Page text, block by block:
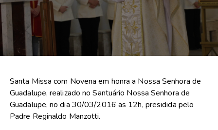
Santa Missa com Novena em honra a Nossa Senhora de
Guadalupe, realizado no Santuário Nossa Senhora de
Guadalupe, no dia 30/03/2016 as 12h, presidida pelo
Padre Reginaldo Manzotti.